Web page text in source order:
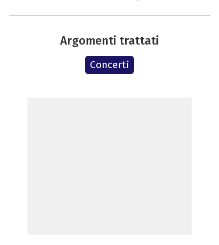
Argomenti trattati
Concerti